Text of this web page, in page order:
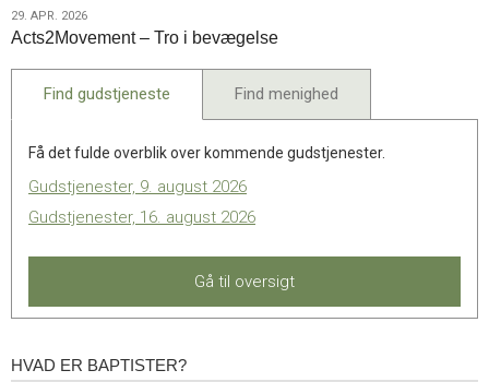
29.
apr.
2026
29. APR. 2026
Acts2Movement – Tro i bevægelse
Find gudstjeneste Find menighed
Få det fulde overblik over kommende gudstjenester.
Gudstjenester, 9. august 2026
Gudstjenester, 16. august 2026
Gå til oversigt
Hvad
HVAD ER BAPTISTER?